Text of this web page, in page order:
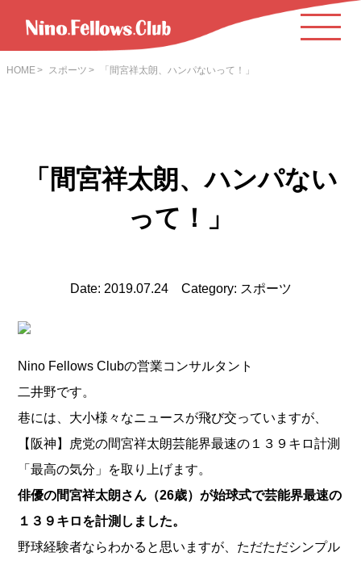
HOME スポーツ 「間宮祥太朗、ハンパないって！」
「間宮祥太朗、ハンパない
って！」
Date: 2019.07.24 Category: スポーツ
Nino Fellows Clubの営業コンサルタント
二井野です。
巷には、大小様々なニュースが飛び交っていますが、
【阪神】虎党の間宮祥太朗芸能界最速の１３９キロ計測
「最高の気分」を取り上げます。
俳優の間宮祥太朗さん（26歳）が始球式で芸能界最速の
１３９キロを計測しました。
野球経験者ならわかると思いますが、ただただシンプル